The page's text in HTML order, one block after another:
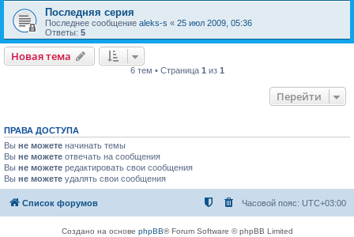
Последняя серия
Последнее сообщение aleks-s « 25 июл 2009, 05:36
Ответы: 5
Новая тема
6 тем • Страница 1 из 1
Перейти
ПРАВА ДОСТУПА
Вы не можете начинать темы
Вы не можете отвечать на сообщения
Вы не можете редактировать свои сообщения
Вы не можете удалять свои сообщения
Список форумов Часовой пояс: UTC+03:00
Создано на основе phpBB® Forum Software © phpBB Limited